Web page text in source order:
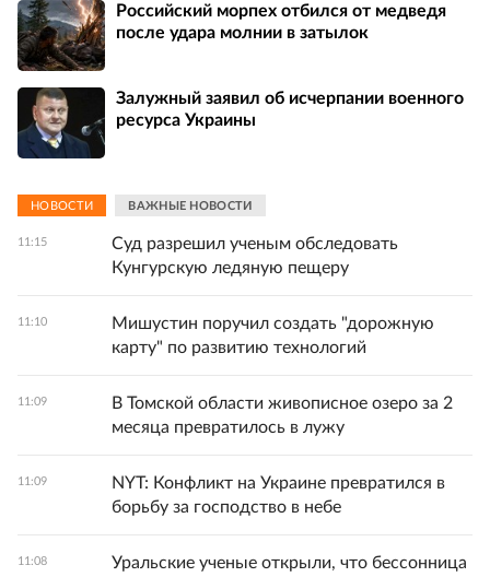
Российский морпех отбился от медведя
после удара молнии в затылок
Залужный заявил об исчерпании военного
ресурса Украины
НОВОСТИ ВАЖНЫЕ НОВОСТИ
11:15
Суд разрешил ученым обследовать
Кунгурскую ледяную пещеру
11:10
Мишустин поручил создать "дорожную
карту" по развитию технологий
11:09
В Томской области живописное озеро за 2
месяца превратилось в лужу
11:09
NYT: Конфликт на Украине превратился в
борьбу за господство в небе
11:08
Уральские ученые открыли, что бессонница